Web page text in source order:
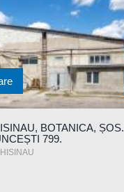
BOTANICA, ȘOS.
799.